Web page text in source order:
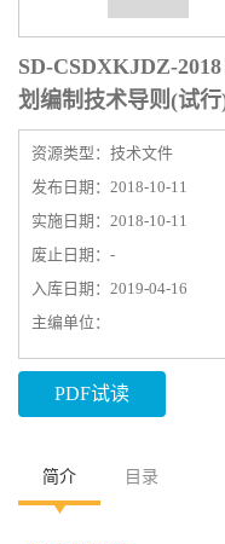
SD-CSDXKJDZ-
划编制技术导则(试
资源类型：技术文件
发布日期：2018-10-11
实施日期：2018-10-11
废止日期：-
入库日期：2019-04-16
主编单位：
PDF试读
简介 目录